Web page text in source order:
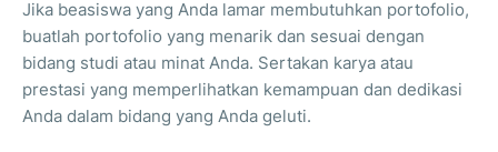
Jika beasiswa yang Anda lamar membutuhkan portofolio,
buatlah portofolio yang menarik dan sesuai dengan
bidang studi atau minat Anda. Sertakan karya atau
prestasi yang memperlihatkan kemampuan dan dedikasi
Anda dalam bidang yang Anda geluti.